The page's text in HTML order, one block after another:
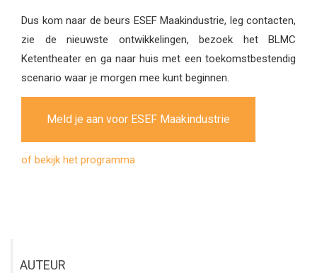
Dus kom naar de beurs ESEF Maakindustrie, leg contacten,
zie de nieuwste ontwikkelingen, bezoek het BLMC
Ketentheater en ga naar huis met een toekomstbestendig
scenario waar je morgen mee kunt beginnen.
Meld je aan voor ESEF Maakindustrie
of bekijk het programma
AUTEUR